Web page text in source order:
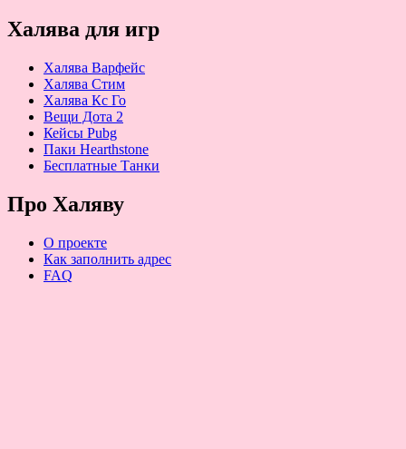
Халява для игр
Халява Варфейс
Халява Стим
Халява Кс Го
Вещи Дота 2
Кейсы Pubg
Паки Hearthstone
Бесплатные Танки
Про Халяву
О проекте
Как заполнить адрес
FAQ